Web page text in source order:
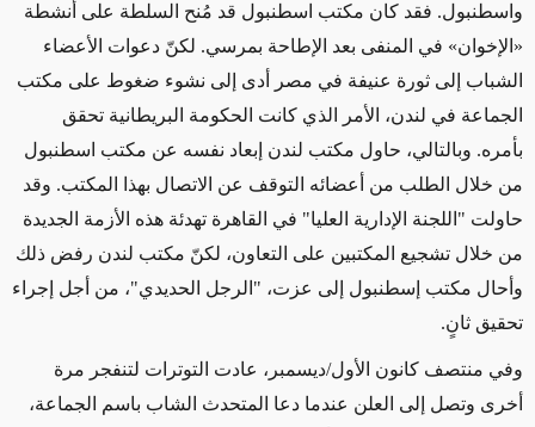
واسطنبول. فقد كان مكتب اسطنبول قد مُنح السلطة على أنشطة
«الإخوان» في المنفى بعد الإطاحة بمرسي. لكنّ دعوات الأعضاء
الشباب إلى ثورة عنيفة في مصر أدى إلى نشوء ضغوط على مكتب
الجماعة في لندن، الأمر الذي كانت الحكومة البريطانية تحقق
بأمره. وبالتالي، حاول مكتب لندن إبعاد نفسه عن مكتب اسطنبول
من خلال الطلب من أعضائه التوقف عن الاتصال بهذا المكتب. وقد
حاولت "اللجنة الإدارية العليا" في القاهرة تهدئة هذه الأزمة الجديدة
من خلال تشجيع المكتبين على التعاون، لكنّ مكتب لندن رفض ذلك
وأحال مكتب إسطنبول إلى عزت، "الرجل الحديدي"، من أجل إجراء
تحقيق ثانٍ.
وفي منتصف كانون الأول/ديسمبر، عادت التوترات لتنفجر مرة
أخرى وتصل إلى العلن عندما دعا المتحدث الشاب باسم الجماعة،